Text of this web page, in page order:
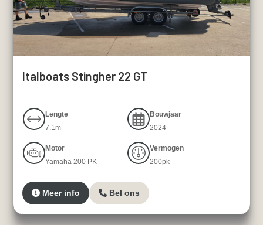
Italboats Stingher 22 GT
Lengte
7.1m
Bouwjaar
2024
Motor
Yamaha 200 PK
Vermogen
200pk
Meer info Bel ons